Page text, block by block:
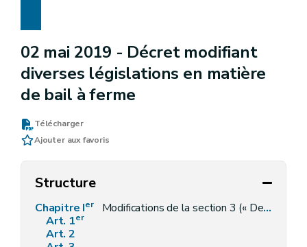
02 mai 2019 - Décret modifiant
diverses législations en matière
de bail à ferme
Télécharger
Ajouter aux favoris
Structure
Chapitre Ier
Modifications de la section 3 (« Des règles particulières aux baux à ferme ») du livre III, titre VIII, chapitre II, du Code civil
Art. 1er
Art. 2